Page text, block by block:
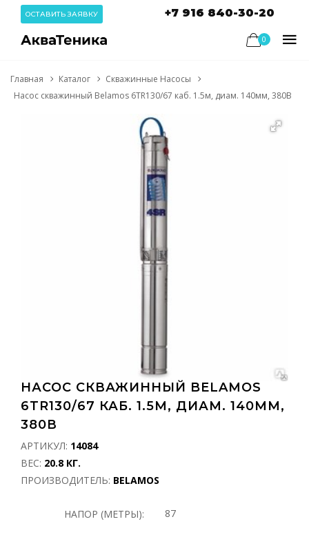
ОСТАВИТЬ ЗАЯВКУ +7 916 840-30-20
0
Главная Каталог
Скважинные Насосы
Насос скважинный Belamos 6TR130/67 каб. 1.5м, диам. 140мм, 380В
НАСОС СКВАЖИННЫЙ BELAMOS
6TR130/67 КАБ. 1.5М, ДИАМ. 140ММ,
380В
АРТИКУЛ: 14084
ВЕС: 20.8 КГ.
ПРОИЗВОДИТЕЛЬ: BELAMOS
НАПОР (МЕТРЫ): 87